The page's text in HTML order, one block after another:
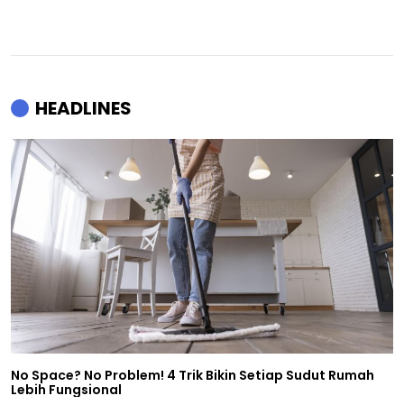
HEADLINES
No Space? No Problem! 4 Trik Bikin Setiap Sudut Rumah
Lebih Fungsional